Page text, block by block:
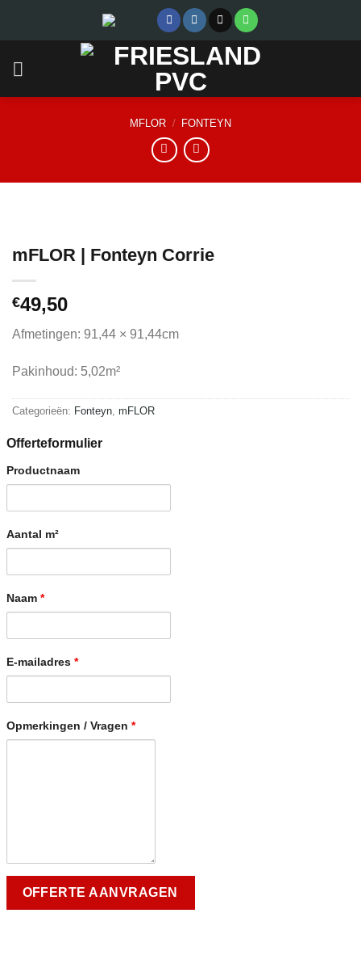
MFLOR / FONTEYN
mFLOR | Fonteyn Corrie
€49,50
Afmetingen: 91,44 × 91,44cm
Pakinhoud: 5,02m²
Categorieën: Fonteyn mFLOR
Offerteformulier
Productnaam
Aantal m²
Naam *
E-mailadres *
Opmerkingen / Vragen *